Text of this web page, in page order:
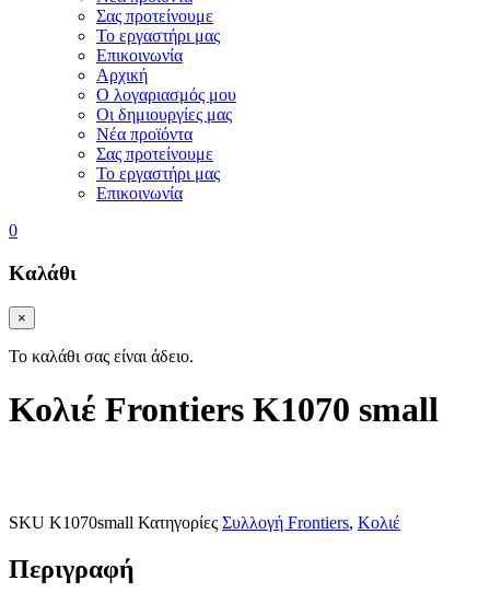
Σας προτείνουμε
Το εργαστήρι μας
Επικοινωνία
Αρχική
Ο λογαριασμός μου
Οι δημιουργίες μας
Νέα προϊόντα
Σας προτείνουμε
Το εργαστήρι μας
Επικοινωνία
0
Καλάθι
×
Το καλάθι σας είναι άδειο.
Κολιέ Frontiers K1070 small
SKU K1070small Κατηγορίες Συλλογή Frontiers, Κολιέ
Περιγραφή